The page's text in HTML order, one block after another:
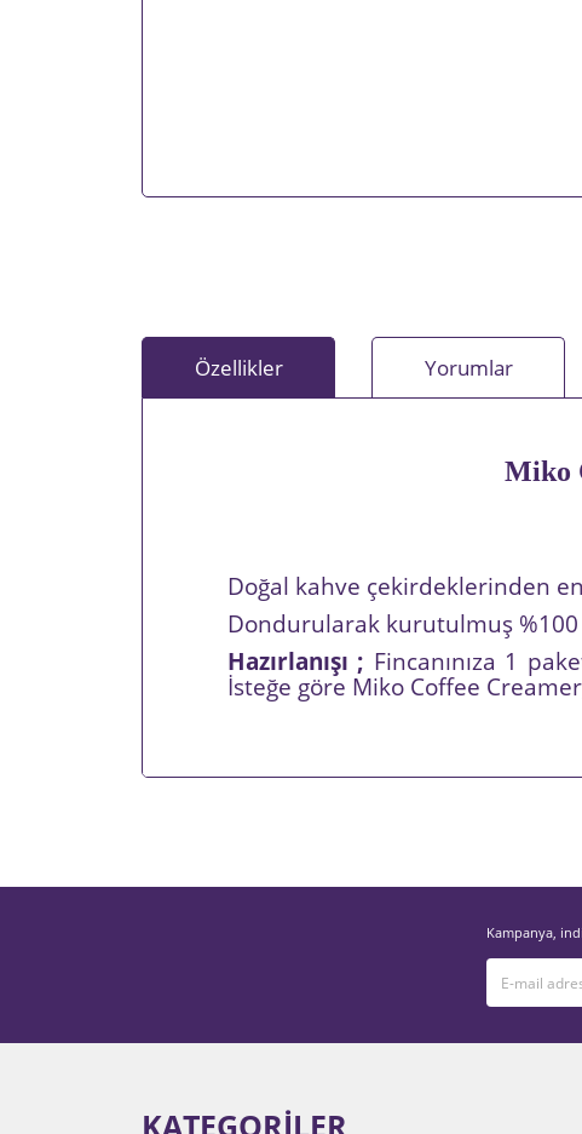
Özellikler Yorumlar
Miko
Doğal kahve çekirdeklerinden
Dondurularak kurutulmuş
Hazırlanışı ; Fincanınıza 1
İsteğe göre Miko Coffee
Kampanya,
KATEGORİLER